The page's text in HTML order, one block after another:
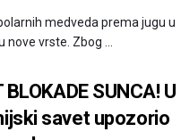
medveda prema jugu u
vrste. Zbog ...
SUNCA! U
savet upozorio